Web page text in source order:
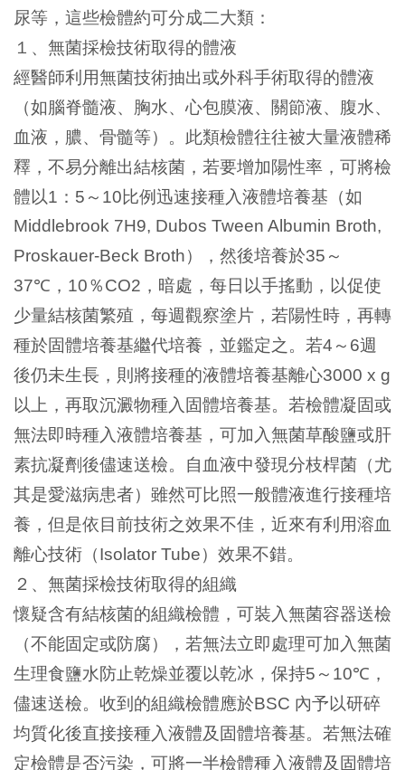
尿等，這些檢體約可分成二大類：
１、無菌採檢技術取得的體液
經醫師利用無菌技術抽出或外科手術取得的體液
（如腦脊髓液、胸水、心包膜液、關節液、腹水、
血液，膿、骨髓等）。此類檢體往往被大量液體稀
釋，不易分離出結核菌，若要增加陽性率，可將檢
體以1 ： 5 ～ 10比例迅速接種入液體培養基（如
Middlebrook 7H9, Dubos Tween Albumin Broth,
Proskauer-Beck Broth），然後培養於35 ～
37℃ ， 10％CO2 ，暗處，每日以手搖動，以促使
少量結核菌繁殖，每週觀察塗片，若陽性時，再轉
種於固體培養基繼代培養，並鑑定之。若4 ～ 6週
後仍未生長，則將接種的液體培養基離心3000 x g
以上，再取沉澱物種入固體培養基。若檢體凝固或
無法即時種入液體培養基，可加入無菌草酸鹽或肝
素抗凝劑後儘速送檢。自血液中發現分枝桿菌（尤
其是愛滋病患者）雖然可比照一般體液進行接種培
養，但是依目前技術之效果不佳，近來有利用溶血
離心技術（Isolator Tube）效果不錯。
２、無菌採檢技術取得的組織
懷疑含有結核菌的組織檢體，可裝入無菌容器送檢
（不能固定或防腐），若無法立即處理可加入無菌
生理食鹽水防止乾燥並覆以乾冰，保持5 ～ 10℃ ，
儘速送檢。收到的組織檢體應於BSC 內予以研碎
均質化後直接接種入液體及固體培養基。若無法確
定檢體是否污染，可將一半檢體種入液體及固體培